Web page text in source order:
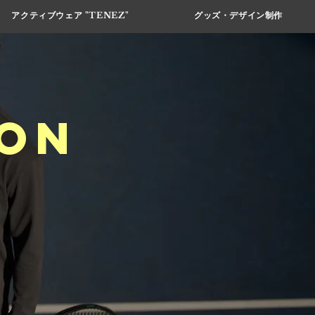
アクティブウェア "TENEZ" グッズ・デザイン制作